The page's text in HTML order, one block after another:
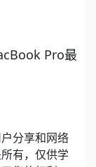
Pro最
分享和网络
有，仅供学